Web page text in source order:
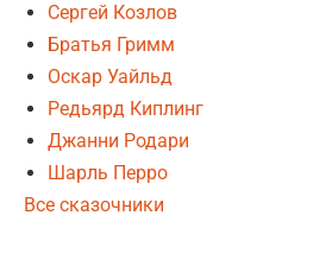
Сергей Козлов
Братья Гримм
Оскар Уайльд
Редьярд Киплинг
Джанни Родари
Шарль Перро
Все сказочники